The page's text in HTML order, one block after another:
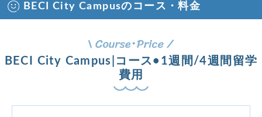
BECI City Campusのコース・料金
BECI City Campus|コース•1週間/4週間留学
費用